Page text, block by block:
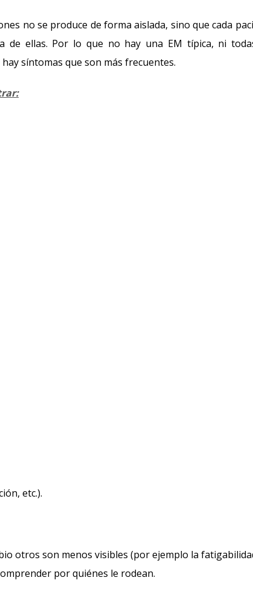
no se produce de forma aislada, sino que cada
de ellas. Por lo que no hay una EM típica, ni
síntomas que son más frecuentes.
etc.).
otros son menos visibles (por ejemplo la
por quiénes le rodean.